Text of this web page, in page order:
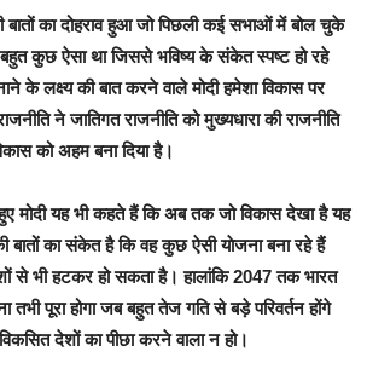
का दोहराव हुआ जो पिछली कई सभाओं में बोल चुके
कुछ ऐसा था जिससे भविष्य के संकेत स्पष्ट हो रहे
के लक्ष्य की बात करने वाले मोदी हमेशा विकास पर
ने जातिगत राजनीति को मुख्यधारा की राजनीति
को अहम बना दिया है।
मोदी यह भी कहते हैं कि अब तक जो विकास देखा है यह
बातों का संकेत है कि वह कुछ ऐसी याेजना बना रहे हैं
से भी हटकर हो सकता है। हालांकि 2047 तक भारत
तभी पूरा होगा जब बहुत तेज गति से बड़े परिवर्तन होंगे
देशों का पीछा करने वाला न हो।